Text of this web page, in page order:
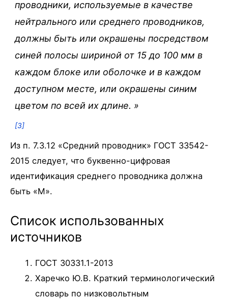
проводники, используемые в качестве
нейтрального или среднего проводников,
должны быть или окрашены посредством
синей полосы шириной от 15 до 100 мм в
каждом блоке или оболочке и в каждом
доступном месте, или окрашены синим
цветом по всей их длине. »
[3]
Из п. 7.3.12 «Средний проводник» ГОСТ 33542-
2015 следует, что буквенно-цифровая
идентификация среднего проводника должна
быть «M».
Список использованных
источников
ГОСТ 30331.1-2013
Харечко Ю.В. Краткий терминологический
словарь по низковольтным